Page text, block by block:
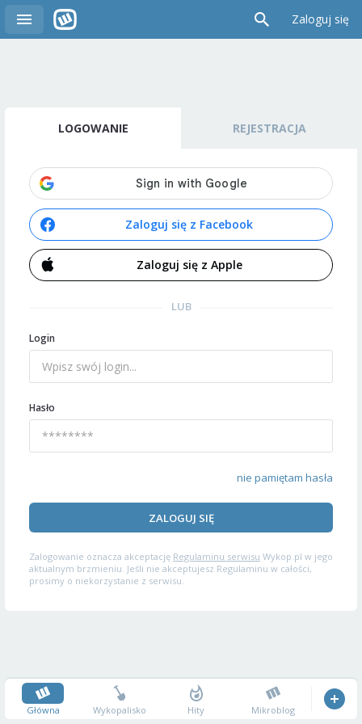
Zaloguj się
LOGOWANIE REJESTRACJA
Zaloguj się z Facebook
Zaloguj się z Apple
LUB
Login
Hasło
nie pamiętam hasła
ZALOGUJ SIĘ
Zalogowanie oznacza akceptację Regulaminu serwisu Wykop.pl w jego
aktualnym brzmieniu. Jeśli nie akceptujesz Regulaminu w całości,
prosimy o niekorzystanie z serwisu.
Główna Wykopalisko Hity Mikroblog